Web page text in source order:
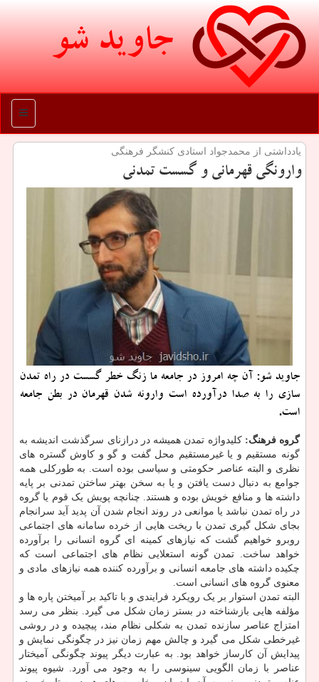
جاوید شو
منو
یادداشتی از محمدجواد استادی كنشگر فرهنگی
وارونگی قهرمانی و گسست تمدنی
جاوید شو: آن چه امروز در جامعه ما زنگ خطر گسست در راه تمدن
سازی را به صدا درآورده است وارونه شدن قهرمان در بطن جامعه
است.
گروه فرهنگ:کلیدواژه تمدن همیشه در درازنای سرگذشت اندیشه به
گونه مستقیم و یا غیرمستقیم محل گفت و گو و کاوش گستره های
نظری و البته عناصر حکومتی و سیاسی بوده است. به طورکلی همه
جوامع به دنبال دست یافتن و یا به سخن بهتر ساختن تمدنی بر پایه
داشته ها و منافع خویش بوده و هستند. چنانچه پویش یک قوم یا گروه
در راه تمدن نباشد یا موانعی در روند انجام شدن آن پدید آید سرانجام
بجای شکل گیری تمدن با ریخت هایی از خرده سامانه های اجتماعی
روبرو خواهیم گشت که نیازهای کمینه ای گروه انسانی را برآورده
خواهد ساخت. تمدن گونه استعلایی نظام های اجتماعی است که
چکیده داشته های جامعه انسانی و برآورده کننده همه نیازهای مادی و
معنوی گروه های انسانی است.
البته تمدن استوار بر یک رویکرد فرایندی و با تاکید بر آمیختن پاره ها و
مؤلفه هایی بازشناخته در بستر زمان شکل می گیرد. بنظر می رسد
امتزاج عناصر سازنده تمدن به شکلی نظام مند، پیچیده و در روشی
غیرخطی شکل می گیرد و چالش مهم زمان نیز در چگونگی نمایش و
پیدایش آن کارساز خواهد بود. به عبارت دیگر پیوند چگونگی آمیختار
عناصر با زمان الگویی سینوسی را به وجود می آورد. شیوه پیوند